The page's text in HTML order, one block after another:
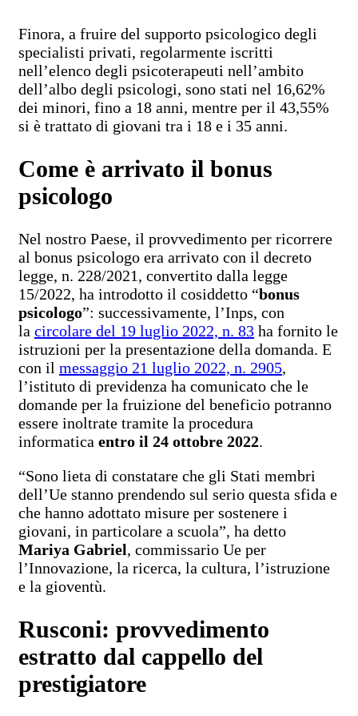
Finora, a fruire del supporto psicologico degli
specialisti privati, regolarmente iscritti
nell’elenco degli psicoterapeuti nell’ambito
dell’albo degli psicologi, sono stati nel 16,62%
dei minori, fino a 18 anni, mentre per il 43,55%
si è trattato di giovani tra i 18 e i 35 anni.
Come è arrivato il bonus
psicologo
Nel nostro Paese, il provvedimento per ricorrere
al bonus psicologo era arrivato con il decreto
legge, n. 228/2021, convertito dalla legge
15/2022, ha introdotto il cosiddetto “bonus
psicologo”: successivamente, l’Inps, con
la circolare del 19 luglio 2022, n. 83 ha fornito le
istruzioni per la presentazione della domanda. E
con il messaggio 21 luglio 2022, n. 2905,
l’istituto di previdenza ha comunicato che le
domande per la fruizione del beneficio potranno
essere inoltrate tramite la procedura
informatica entro il 24 ottobre 2022.
“Sono lieta di constatare che gli Stati membri
dell’Ue stanno prendendo sul serio questa sfida e
che hanno adottato misure per sostenere i
giovani, in particolare a scuola”, ha detto
Mariya Gabriel, commissario Ue per
l’Innovazione, la ricerca, la cultura, l’istruzione
e la gioventù.
Rusconi: provvedimento
estratto dal cappello del
prestigiatore